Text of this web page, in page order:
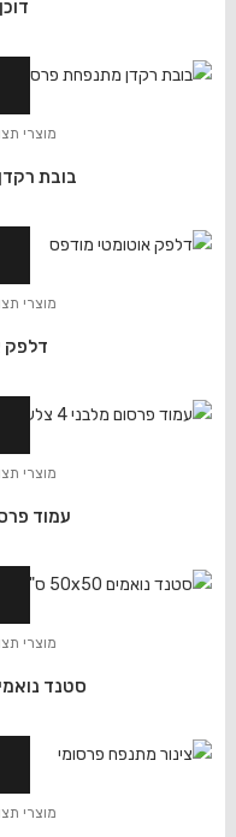
מוצרי
בובת
מוצרי
דלפק
מוצרי
עמוד פרסום
מוצרי
סטנד נואמים 50×50 ס”מ
מוצרי